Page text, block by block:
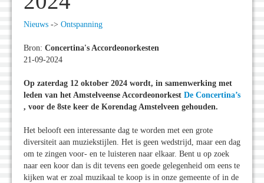
Nieuws -> Ontspanning
Bron: Concertina's Accordeonorkesten
21-09-2024
Op zaterdag 12 oktober 2024 wordt, in samenwerking met
leden van het Amstelveense Accordeonorkest De Concertina’s
, voor de 8ste keer de Korendag Amstelveen gehouden.
Het belooft een interessante dag te worden met een grote
diversiteit aan muziekstijlen. Het is geen wedstrijd, maar een dag
om te zingen voor- en te luisteren naar elkaar. Bent u op zoek
naar een koor dan is dit tevens een goede gelegenheid om eens te
kijken wat er zoal muzikaal te koop is in onze gemeente of in de